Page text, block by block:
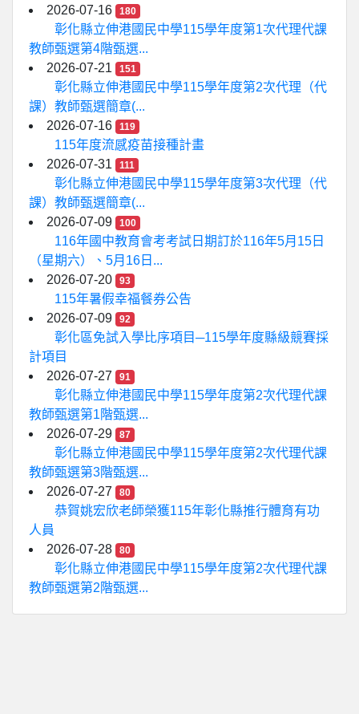
2026-07-16
180
彰化縣立伸港國民中學115學年度第1次代理代課
教師甄選第4階甄選...
2026-07-21
151
彰化縣立伸港國民中學115學年度第2次代理（代
課）教師甄選簡章(...
2026-07-16
119
115年度流感疫苗接種計畫
2026-07-31
111
彰化縣立伸港國民中學115學年度第3次代理（代
課）教師甄選簡章(...
2026-07-09
100
116年國中教育會考考試日期訂於116年5月15日
（星期六）、5月16日...
2026-07-20
93
115年暑假幸福餐券公告
2026-07-09
92
彰化區免試入學比序項目─115學年度縣級競賽採
計項目
2026-07-27
91
彰化縣立伸港國民中學115學年度第2次代理代課
教師甄選第1階甄選...
2026-07-29
87
彰化縣立伸港國民中學115學年度第2次代理代課
教師甄選第3階甄選...
2026-07-27
80
恭賀姚宏欣老師榮獲115年彰化縣推行體育有功
人員
2026-07-28
80
彰化縣立伸港國民中學115學年度第2次代理代課
教師甄選第2階甄選...